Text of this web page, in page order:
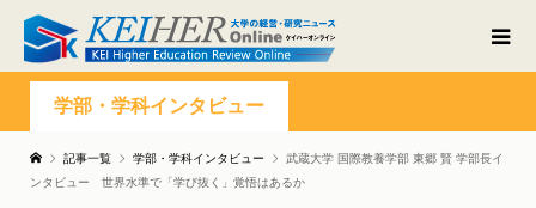
学部・学科インタビュー
記事一覧 学部・学科インタビュー
武蔵大学 国際教養学部 東郷 賢 学部長イ
ンタビュー 世界水準で「学び抜く」覚悟はあるか